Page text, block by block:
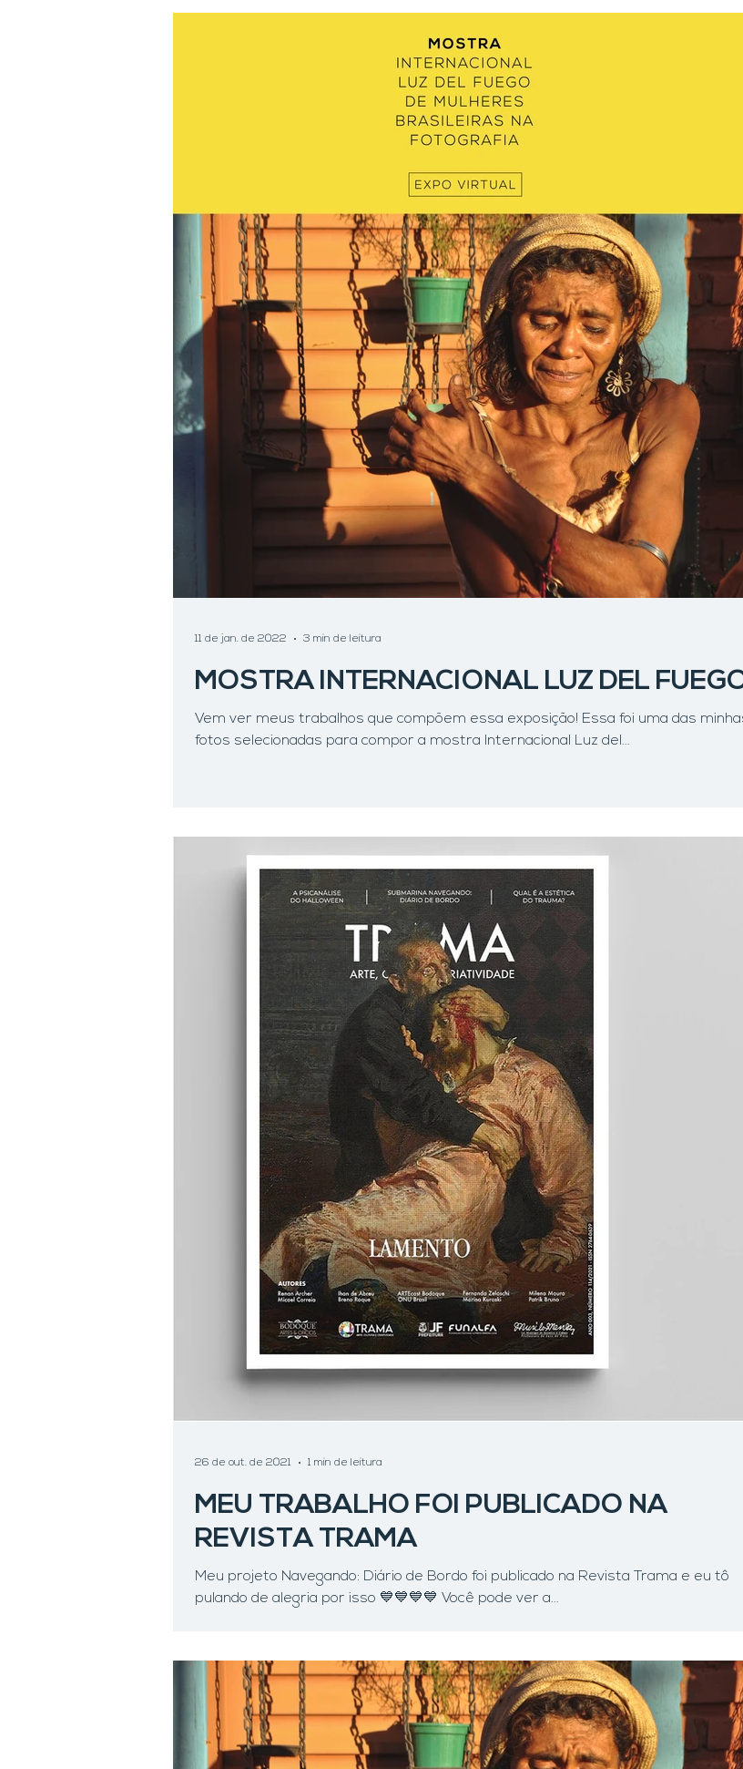
MOSTRA INTERNACIONAL LUZ DEL
Vem ver meus trabalhos que compõem essa exposição! Essa foi uma das
fotos selecionadas para compor a mostra Internacional Luz del...
11 de jan. de 2022 3 min de leitura
MEU TRABALHO FOI PUBLICADO NA
REVISTA TRAMA
Meu projeto Navegando: Diário de Bordo foi publicado na Revista Trama e eu tô
pulando de alegria por isso 💙💙💙💙 Você pode ver a...
26 de out. de 2021 1 min de leitura